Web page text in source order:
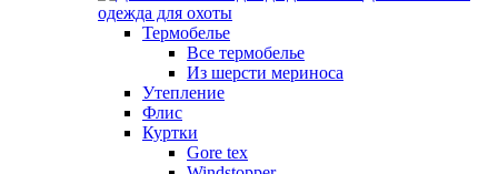
одежда для охоты
Термобелье
Все термобелье
Из шерсти мериноса
Утепление
Флис
Куртки
Gore tex